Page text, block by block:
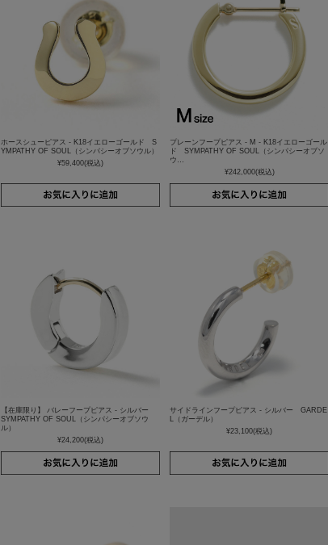
ホースシューピアス - K18イエローゴールド S
YMPATHY OF SOUL（シンパシーオブソウル）
¥59,400(税込)
プレーンフープピアス - M - K18イエローゴール
ド SYMPATHY OF SOUL（シンパシーオブソ
ウ…
¥242,000(税込)
【在庫限り】 バレーフープピアス - シルバー
SYMPATHY OF SOUL（シンパシーオブソウ
ル）
¥24,200(税込)
サイドラインフープピアス - シルバー GARDE
L（ガーデル）
¥23,100(税込)